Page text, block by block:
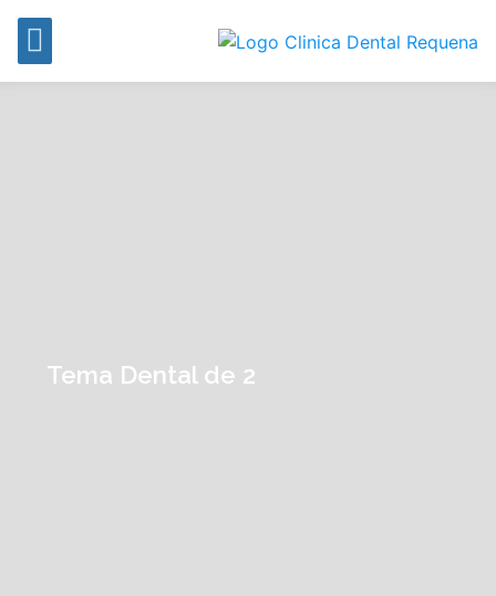
Tema Dental de 2